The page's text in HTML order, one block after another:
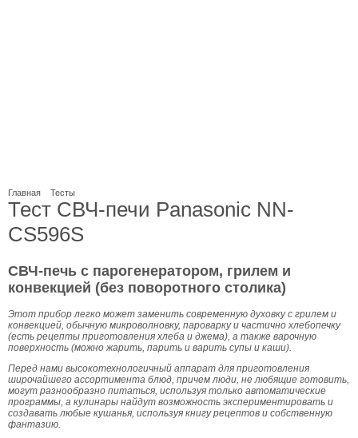
Главная Тесты
Тест СВЧ-печи Panasonic NN-
CS596S
СВЧ-печь с парогенератором, грилем и
конвекцией (без поворотного столика)
Этот прибор легко может заменить современную духовку с грилем и
конвекцией, обычную микроволновку, пароварку и частично хлебопечку
(есть рецепты приготовления хлеба и джема), а также варочную
поверхность (можно жарить, парить и варить супы и каши).
Перед нами высокотехнологичный аппарат для приготовления
широчайшего ассортимента блюд, причем люди, не любящие готовить,
могут разнообразно питаться, используя только автоматические
программы, а кулинары найдут возможность экспериментировать и
создавать любые кушанья, используя книгу рецептов и собственную
фантазию.